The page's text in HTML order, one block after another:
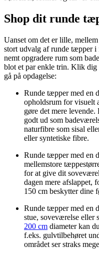
Shop dit runde
Uanset om det er lille,
stort udvalg af runde tæpper i
nemt opgradere rum som
blot et par enkle trin. Klik dig
gå på opdagelse:
Runde tæpper med en
opholdsrum for visuelt
gøre det mere
godt ud som
naturfibre som sisal
eller syntetiske fibre.
Runde tæpper med en
mellemstore
for at give dit
dagen mere afslappet,
150 cm beskytter dine
Runde tæpper med en
stue, soveværelse eller
200 cm diameter kan
f.eks. gulvtilbehøret
området ser straks